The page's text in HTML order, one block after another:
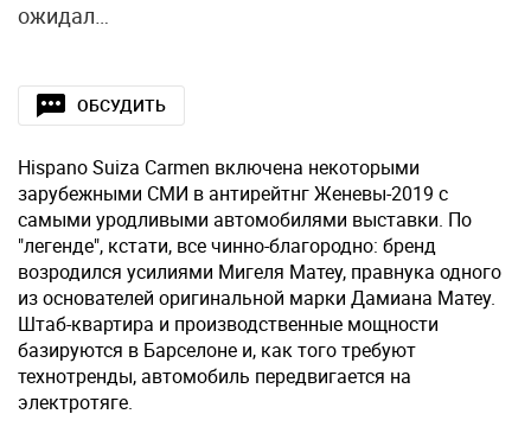
ожидал…
ОБСУДИТЬ
Hispano Suiza Carmen включена некоторыми
зарубежными СМИ в антирейтнг Женевы-2019 с
самыми уродливыми автомобилями выставки. По
"легенде", кстати, все чинно-благородно: бренд
возродился усилиями Мигеля Матеу, правнука одного
из основателей оригинальной марки Дамиана Матеу.
Штаб-квартира и производственные мощности
базируются в Барселоне и, как того требуют
технотренды, автомобиль передвигается на
электротяге.